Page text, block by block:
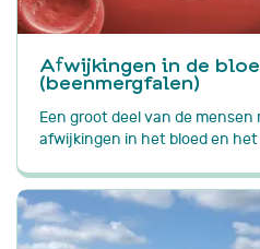
Afwijkingen in de
(beenmergfalen)
Een groot deel van de
afwijkingen in het bloed en het